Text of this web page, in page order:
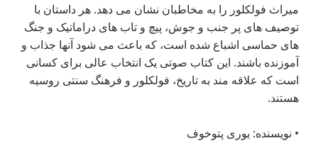
میراث فولکلور را به مخاطبان نشان می دهد. هر داستان با
توصیف های پر جنب و جوش، پیچ و تاب های دراماتیک و جنگ
های حماسی اشباع شده است، که باعث می شود آنها جذاب و
آموزنده باشند. این کتاب صوتی یک انتخاب عالی برای کسانی
است که علاقه مند به تاریخ، فولکلور و فرهنگ سنتی روسیه
هستند.
• نویسنده: یوری پتوخوف